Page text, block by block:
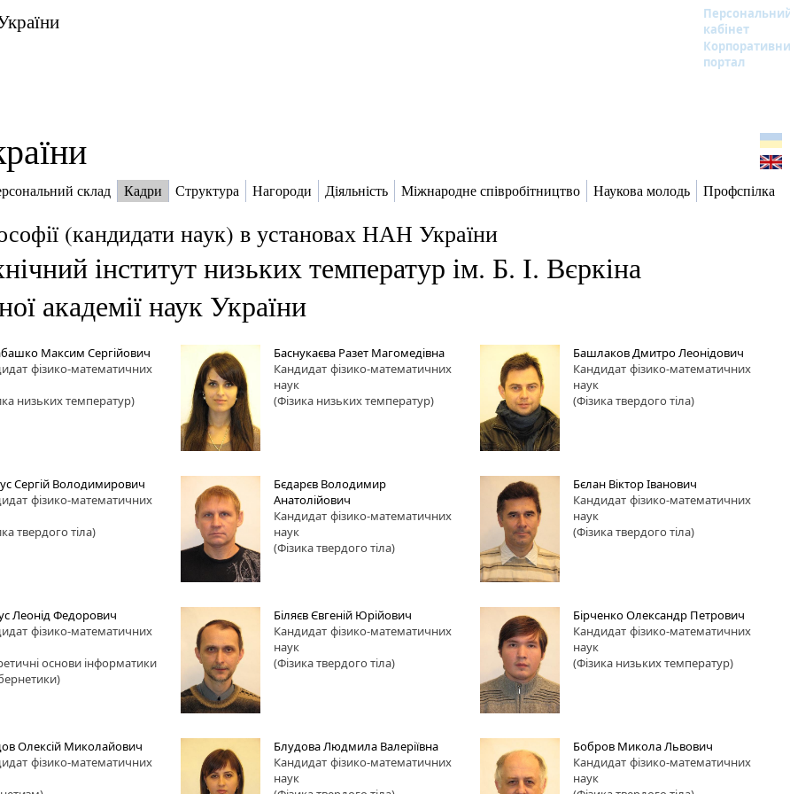
кабінет
портал
склад Кадри Структура Нагороди Діяльність Міжнародне співробітництво Наукова молодь Профспілка
(кандидати наук) в установах НАН України
інститут низьких температур ім. Б. І. Вєркіна
академії наук України
Максим Сергійович
фізико-математичних
низьких температур)
Баснукаєва Разет Магомедівна
Кандидат фізико-математичних
наук
(Фізика низьких температур)
Башлаков Дмитро Леонідович
Кандидат фізико-математичних
наук
(Фізика твердого тіла)
Сергій Володимирович
фізико-математичних
твердого тіла)
Бєдарєв Володимир
Анатолійович
Кандидат фізико-математичних
наук
(Фізика твердого тіла)
Бєлан Віктор Іванович
Кандидат фізико-математичних
наук
(Фізика твердого тіла)
Леонід Федорович
фізико-математичних
основи інформатики
Біляєв Євгеній Юрійович
Кандидат фізико-математичних
наук
(Фізика твердого тіла)
Бірченко Олександр Петрович
Кандидат фізико-математичних
наук
(Фізика низьких температур)
Олексій Миколайович
фізико-математичних
Блудова Людмила Валеріївна
Кандидат фізико-математичних
наук
Бобров Микола Львович
Кандидат фізико-математичних
наук